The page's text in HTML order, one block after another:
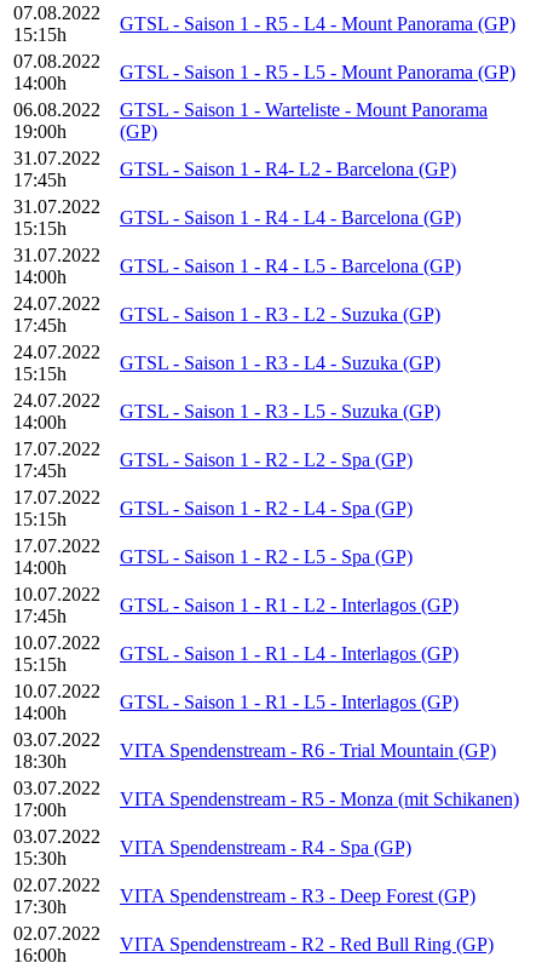
07.08.2022
15:15h
GTSL - Saison 1 - R5 - L4 - Mount Panorama (GP)
07.08.2022
14:00h
GTSL - Saison 1 - R5 - L5 - Mount Panorama (GP)
06.08.2022
19:00h
GTSL - Saison 1 - Warteliste - Mount Panorama
(GP)
31.07.2022
17:45h
GTSL - Saison 1 - R4- L2 - Barcelona (GP)
31.07.2022
15:15h
GTSL - Saison 1 - R4 - L4 - Barcelona (GP)
31.07.2022
14:00h
GTSL - Saison 1 - R4 - L5 - Barcelona (GP)
24.07.2022
17:45h
GTSL - Saison 1 - R3 - L2 - Suzuka (GP)
24.07.2022
15:15h
GTSL - Saison 1 - R3 - L4 - Suzuka (GP)
24.07.2022
14:00h
GTSL - Saison 1 - R3 - L5 - Suzuka (GP)
17.07.2022
17:45h
GTSL - Saison 1 - R2 - L2 - Spa (GP)
17.07.2022
15:15h
GTSL - Saison 1 - R2 - L4 - Spa (GP)
17.07.2022
14:00h
GTSL - Saison 1 - R2 - L5 - Spa (GP)
10.07.2022
17:45h
GTSL - Saison 1 - R1 - L2 - Interlagos (GP)
10.07.2022
15:15h
GTSL - Saison 1 - R1 - L4 - Interlagos (GP)
10.07.2022
14:00h
GTSL - Saison 1 - R1 - L5 - Interlagos (GP)
03.07.2022
18:30h
VITA Spendenstream - R6 - Trial Mountain (GP)
03.07.2022
17:00h
VITA Spendenstream - R5 - Monza (mit Schikanen)
03.07.2022
15:30h
VITA Spendenstream - R4 - Spa (GP)
02.07.2022
17:30h
VITA Spendenstream - R3 - Deep Forest (GP)
02.07.2022
16:00h
VITA Spendenstream - R2 - Red Bull Ring (GP)